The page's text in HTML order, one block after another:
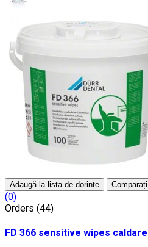
Adaugă la lista de dorințe Comparați
(0)
Orders (44)
FD 366 sensitive wipes